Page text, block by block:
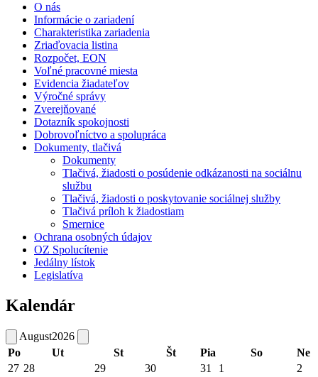
O nás
Informácie o zariadení
Charakteristika zariadenia
Zriaďovacia listina
Rozpočet, EON
Voľné pracovné miesta
Evidencia žiadateľov
Výročné správy
Zverejňované
Dotazník spokojnosti
Dobrovoľníctvo a spolupráca
Dokumenty, tlačivá
Dokumenty
Tlačivá, žiadosti o posúdenie odkázanosti na sociálnu
službu
Tlačivá, žiadosti o poskytovanie sociálnej služby
Tlačivá príloh k žiadostiam
Smernice
Ochrana osobných údajov
OZ Spolucítenie
Jedálny lístok
Legislatíva
Kalendár
August2026
Po
Ut St Št Pia So
Ne
27 28 29 30 31 1 2